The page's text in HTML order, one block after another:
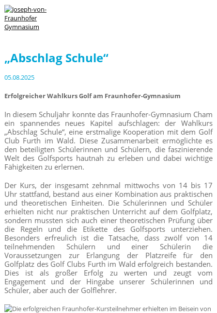
„Abschlag Schule“
05.08.2025
Erfolgreicher Wahlkurs Golf am Fraunhofer-Gymnasium
In diesem Schuljahr konnte das Fraunhofer-Gymnasium Cham
ein spannendes neues Kapitel aufschlagen: der Wahlkurs
„Abschlag Schule“, eine erstmalige Kooperation mit dem Golf
Club Furth im Wald. Diese Zusammenarbeit ermöglichte es
den beteiligten Schülerinnen und Schülern, die faszinierende
Welt des Golfsports hautnah zu erleben und dabei wichtige
Fähigkeiten zu erlernen.
Der Kurs, der insgesamt zehnmal mittwochs von 14 bis 17
Uhr stattfand, bestand aus einer Kombination aus praktischen
und theoretischen Einheiten. Die Schülerinnen und Schüler
erhielten nicht nur praktischen Unterricht auf dem Golfplatz,
sondern mussten sich auch einer theoretischen Prüfung über
die Regeln und die Etikette des Golfsports unterziehen.
Besonders erfreulich ist die Tatsache, dass zwölf von 14
teilnehmenden Schülern und einer Schülerin die
Voraussetzungen zur Erlangung der Platzreife für den
Golfplatz des Golf Clubs Furth im Wald erfolgreich bestanden.
Dies ist als großer Erfolg zu werten und zeugt vom
Engagement und der Hingabe unserer Schülerinnen und
Schüler, aber auch der Golflehrer.